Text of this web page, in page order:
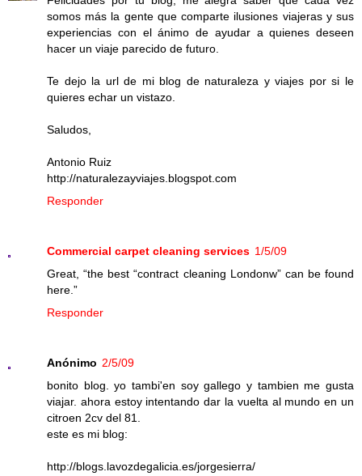
somos más la gente que comparte ilusiones viajeras y sus
experiencias con el ánimo de ayudar a quienes deseen
hacer un viaje parecido de futuro.
Te dejo la url de mi blog de naturaleza y viajes por si le
quieres echar un vistazo.
Saludos,
Antonio Ruiz
http://naturalezayviajes.blogspot.com
Responder
Commercial carpet cleaning services 1/5/09
Great, “the best “contract cleaning Londonw” can be found
here.”
Responder
Anónimo 2/5/09
bonito blog. yo tambi'en soy gallego y tambien me gusta
viajar. ahora estoy intentando dar la vuelta al mundo en un
citroen 2cv del 81.
este es mi blog:
http://blogs.lavozdegalicia.es/jorgesierra/